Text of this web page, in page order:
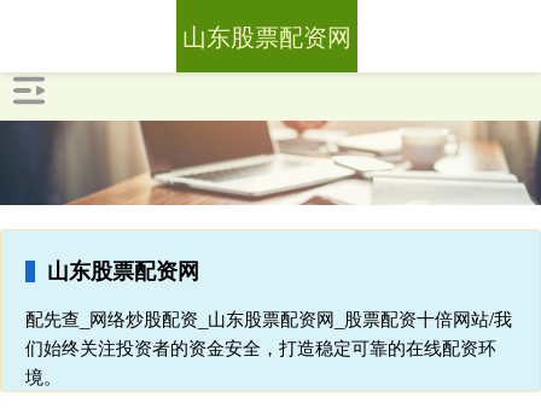
山东股票配资网
配先查_网络炒股配资_山东股票配资网_股票配资十倍网站/我
们始终关注投资者的资金安全，打造稳定可靠的在线配资环
境。
山东股票配资网